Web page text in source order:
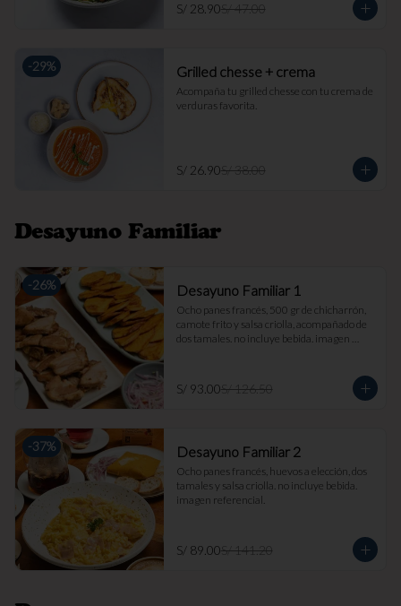
S/ 28.90S/ 47.00
-29% Grilled chesse + crema
Acompaña tu grilled chesse con tu crema de
verduras favorita.
S/ 26.90S/ 38.00
Desayuno Familiar
-26% Desayuno Familiar 1
Ocho panes francés, 500 gr de chicharrón,
camote frito y salsa criolla, acompañado de
dos tamales. no incluye bebida. imagen
S/ 93.00S/ 126.50
-37% Desayuno Familiar 2
Ocho panes francés, huevos a elección, dos
tamales y salsa criolla. no incluye bebida.
imagen referencial.
S/ 89.00S/ 141.20